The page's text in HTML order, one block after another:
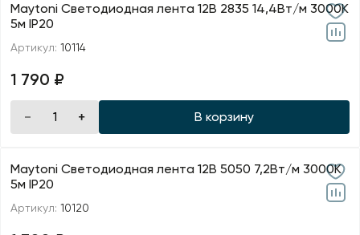
Maytoni Светодиодная лента 12В 2835 14,4Вт/м 3000K
5м IP20
Артикул: 10114
1 790 ₽
В корзину
Maytoni Светодиодная лента 12В 5050 7,2Вт/м 3000K
5м IP20
Артикул: 10120